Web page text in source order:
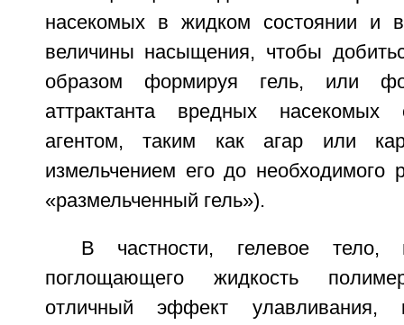
насекомых в жидком состоянии и
величины насыщения, чтобы
образом формируя гель, или
аттрактанта вредных насекомых
агентом, таким как агар или
измельчением его до необходимого
«размельченный гель»).
В частности, гелевое тело,
поглощающего жидкость
отличный эффект улавливания,